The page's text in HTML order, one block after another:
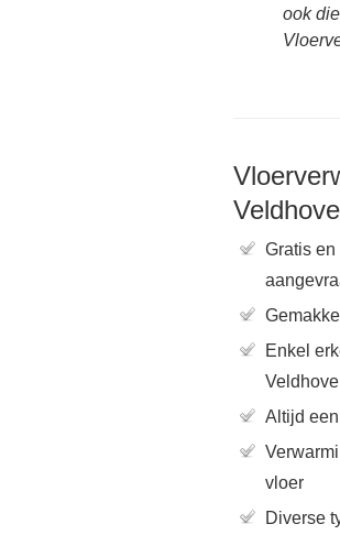
ook
Gratis
Enkel
Altijd
vloer
Diverse